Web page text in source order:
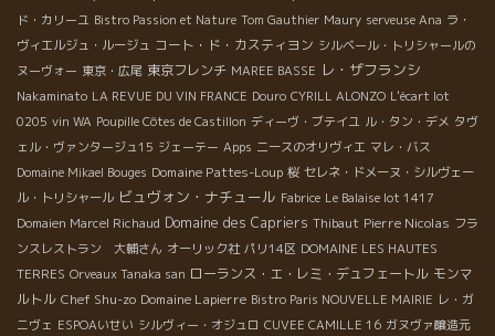
ド・カリーユ Bistro Passion et Nature Tom Gauthier Maury serveuse Ana ラ・
ヴィエルジュ・ルージュ コート・ド・カスティヨン シルベール・トリシャールの
ヌーヴォー 東京・広尾 東京フレンチ MAREE BASSE レ・ザフランシ
Nakaminato LA REVUE DU VIN FRANCE Douro CYRILL ALONZO L'écart lot
0205 vin WA Poupille Côtes de Castillon ディーヴ・ブテイユ ル・タン・デメ タヴ
ェル・ヴァンタージュ15 ジェーテー Apps ニースのオリヴィエ マレ・バス
Domaine Mikael Bouges Domaine Pattes-Loup 桜 セレネ・ドメーヌ・シルヴェー
ル・トリシャール ビュヴォン・ナチュール Fabrice Le Balaise lot 1417
Domaien Marcel Richaud Domaine des Capriers Thibaut Pierre Nicolas フラ
ンスレストラン 大輔さん オーリック社 パリ14区 DOMAINE LES HAUTES
TERRES Orveaux Tanaka san ローランス・エ・レミ・デュフェートル モンマ
ルトル Chef Shu-zo Domaine Lapierre Bistro Paris NOUVELLE MAIRIE レ・ガ
ニヴェ ESPOAいせい シルヴィー・オジュロ CUVEE CAMILLE 16 ガヌヴァ醸造元